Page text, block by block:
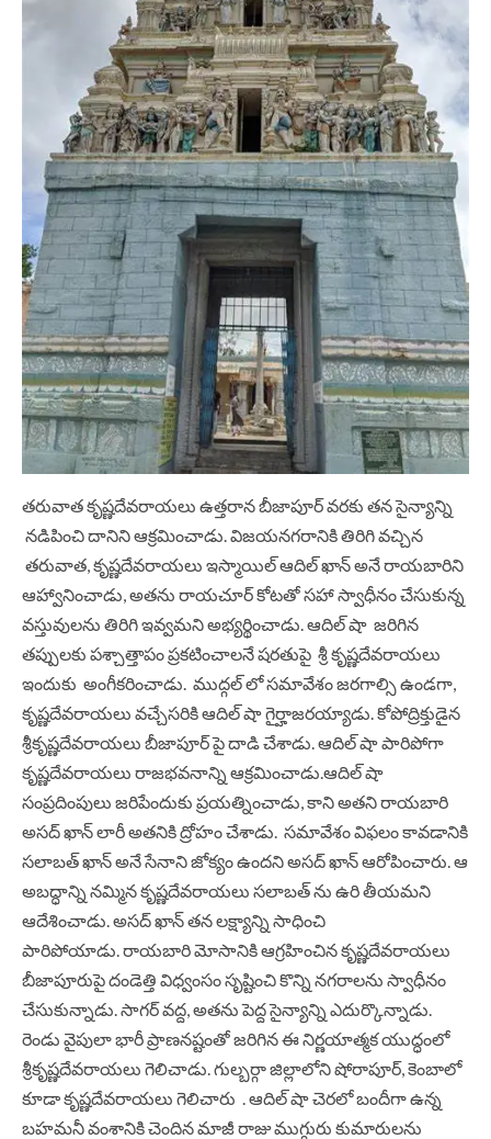
తరువాత కృష్ణదేవరాయలు ఉత్తరాన బీజాపూర్ వరకు తన సైన్యాన్ని
నడిపించి దానిని ఆక్రమించాడు. విజయనగరానికి తిరిగి వచ్చిన
తరువాత, కృష్ణదేవరాయలు ఇస్మాయిల్ ఆదిల్ ఖాన్ అనే రాయబారిని
ఆహ్వానించాడు, అతను రాయచూర్ కోటతో సహా స్వాధీనం చేసుకున్న
వస్తువులను తిరిగి ఇవ్వమని అభ్యర్థించాడు. ఆదిల్ షా జరిగిన
తప్పులకు పశ్చాత్తాపం ప్రకటించాలనే షరతుపై శ్రీ కృష్ణదేవరాయలు
ఇందుకు అంగీకరించాడు. ముద్గల్ లో సమావేశం జరగాల్సి ఉండగా,
కృష్ణదేవరాయలు వచ్చేసరికి ఆదిల్ షా గైర్హాజరయ్యాడు. కోపోద్రిక్తుడైన
శ్రీకృష్ణదేవరాయలు బీజాపూర్ పై దాడి చేశాడు. ఆదిల్ షా పారిపోగా
కృష్ణదేవరాయలు రాజభవనాన్ని ఆక్రమించాడు.ఆదిల్ షా
సంప్రదింపులు జరిపేందుకు ప్రయత్నించాడు, కాని అతని రాయబారి
అసద్ ఖాన్ లారీ అతనికి ద్రోహం చేశాడు. సమావేశం విఫలం కావడానికి
సలాబత్ ఖాన్ అనే సేనాని జోక్యం ఉందని అసద్ ఖాన్ ఆరోపించారు. ఆ
అబద్ధాన్ని నమ్మిన కృష్ణదేవరాయలు సలాబత్ ను ఉరి తీయమని
ఆదేశించాడు. అసద్ ఖాన్ తన లక్ష్యాన్ని సాధించి
పారిపోయాడు. రాయబారి మోసానికి ఆగ్రహించిన కృష్ణదేవరాయలు
బీజాపూరుపై దండెత్తి విధ్వంసం సృష్టించి కొన్ని నగరాలను స్వాధీనం
చేసుకున్నాడు. సాగర్ వద్ద, అతను పెద్ద సైన్యాన్ని ఎదుర్కొన్నాడు.
రెండు వైపులా భారీ ప్రాణనష్టంతో జరిగిన ఈ నిర్ణయాత్మక యుద్ధంలో
శ్రీకృష్ణదేవరాయలు గెలిచాడు. గుల్బర్గా జిల్లాలోని షోరాపూర్, కెంబాలో
కూడా కృష్ణదేవరాయలు గెలిచారు . ఆదిల్ షా చెరలో బందీగా ఉన్న
బహమనీ వంశానికి చెందిన మాజీ రాజు ముగ్గురు కుమారులను